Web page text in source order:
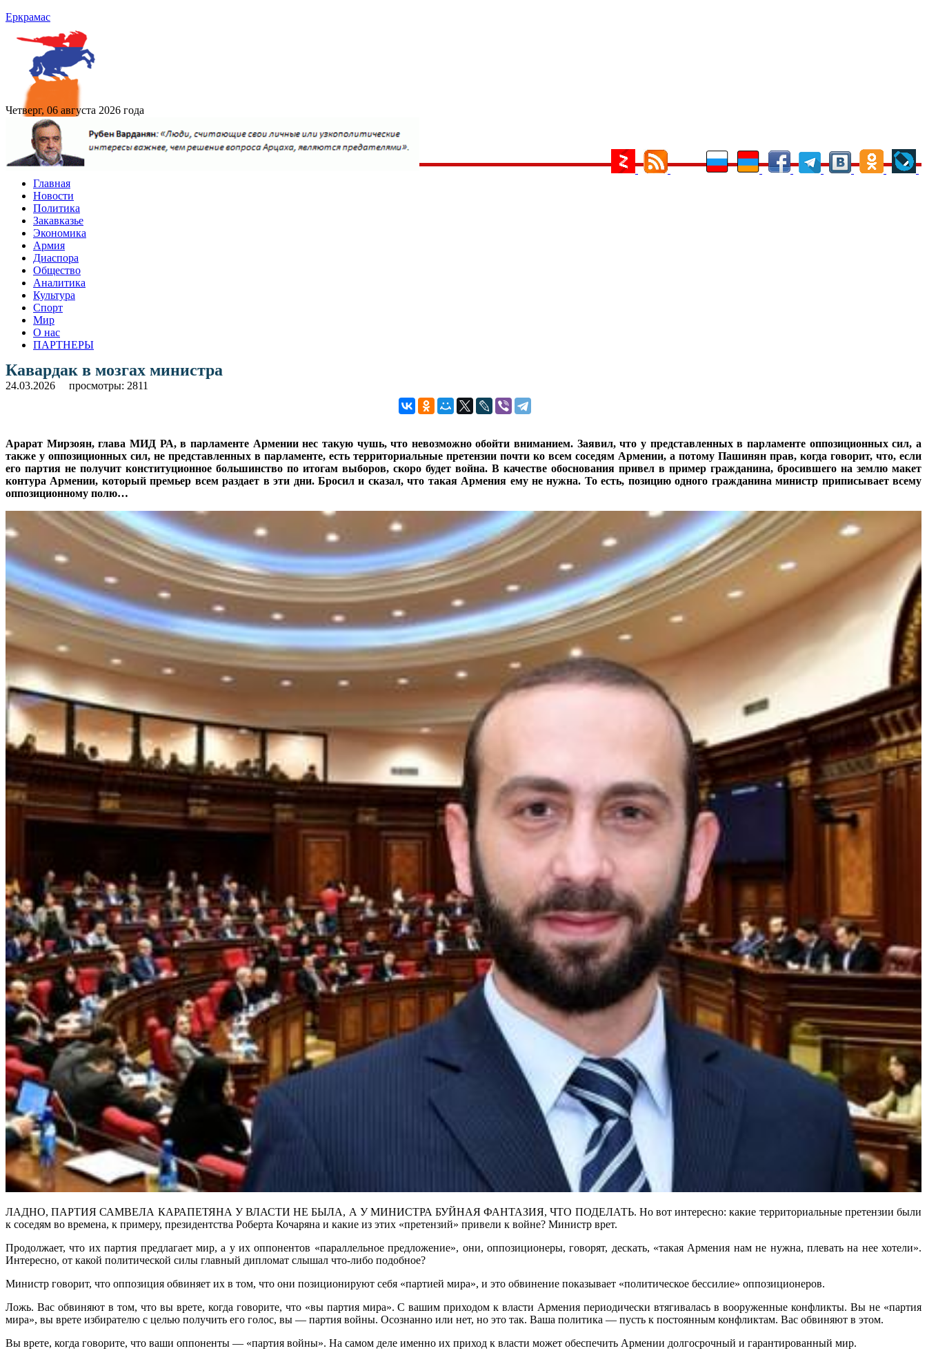
Еркрамас
Четверг, 06 августа 2026 года
Главная
Новости
Политика
Закавказье
Экономика
Армия
Диаспора
Общество
Аналитика
Культура
Спорт
Мир
О нас
ПАРТНЕРЫ
Кавардак в мозгах министра
24.03.2026 просмотры: 2811
Арарат Мирзоян, глава МИД РА, в парламенте Армении нес такую чушь, что невозможно обойти вниманием. Заявил, что у представленных в парламенте оппозиционных сил, а
также у оппозиционных сил, не представленных в парламенте, есть территориальные претензии почти ко всем соседям Армении, а потому Пашинян прав, когда говорит, что, если
его партия не получит конституционное большинство по итогам выборов, скоро будет война. В качестве обоснования привел в пример гражданина, бросившего на землю макет
контура Армении, который премьер всем раздает в эти дни. Бросил и сказал, что такая Армения ему не нужна. То есть, позицию одного гражданина министр приписывает всему
оппозиционному полю…
ЛАДНО, ПАРТИЯ САМВЕЛА КАРАПЕТЯНА У ВЛАСТИ НЕ БЫЛА, А У МИНИСТРА БУЙНАЯ ФАНТАЗИЯ, ЧТО ПОДЕЛАТЬ. Но вот интересно: какие территориальные претензии были
к соседям во времена, к примеру, президентства Роберта Кочаряна и какие из этих «претензий» привели к войне? Министр врет.
Продолжает, что их партия предлагает мир, а у их оппонентов «параллельное предложение», они, оппозиционеры, говорят, дескать, «такая Армения нам не нужна, плевать на нее хотели».
Интересно, от какой политической силы главный дипломат слышал что-либо подобное?
Министр говорит, что оппозиция обвиняет их в том, что они позиционируют себя «партией мира», и это обвинение показывает «политическое бессилие» оппозиционеров.
Ложь. Вас обвиняют в том, что вы врете, когда говорите, что «вы партия мира». С вашим приходом к власти Армения периодически втягивалась в вооруженные конфликты. Вы не «партия
мира», вы врете избирателю с целью получить его голос, вы — партия войны. Осознанно или нет, но это так. Ваша политика — пусть к постоянным конфликтам. Вас обвиняют в этом.
Вы врете, когда говорите, что ваши оппоненты — «партия войны». На самом деле именно их приход к власти может обеспечить Армении долгосрочный и гарантированный мир.